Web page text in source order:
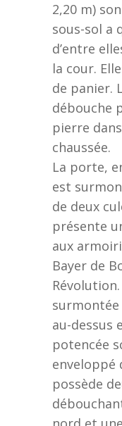
2,20 m)
sous-sol a
d’entre
la cour.
de panier.
débouche
pierre
chaussée.
La porte,
est
de deux
présente
aux
Bayer de
surmontée
au-dessus
potencée
enveloppé
possède